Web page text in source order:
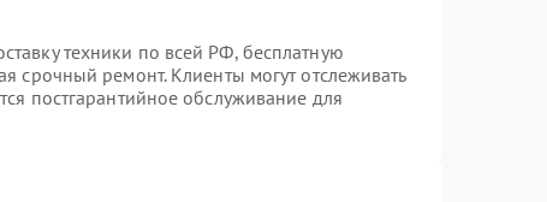
техники по всей РФ, бесплатную
срочный ремонт. Клиенты могут отслеживать
постгарантийное обслуживание для